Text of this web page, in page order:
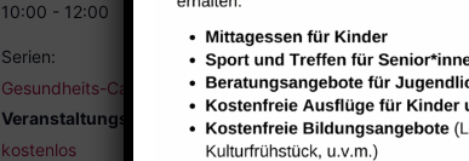
10:00 - 12:00
Serien:
Gesundheits-Cafe
Veranstaltungskategorie:
kostenlos